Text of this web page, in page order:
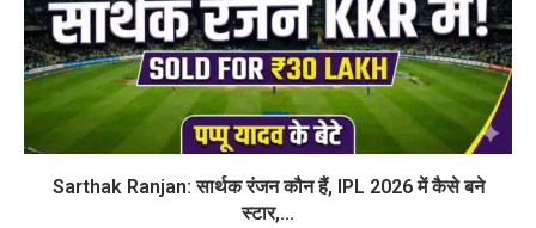
Sarthak Ranjan: सार्थक रंजन कौन हैं, IPL 2026 में कैसे बने
स्टार,...